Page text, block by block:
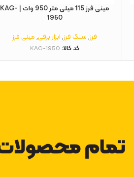
مینی فرز 115 میلی‌ متر 950 وات | KAG-
1950
فرز,سنگ فرز,ابزار برقی,مینی فرز
کد کالا: KAG-1950